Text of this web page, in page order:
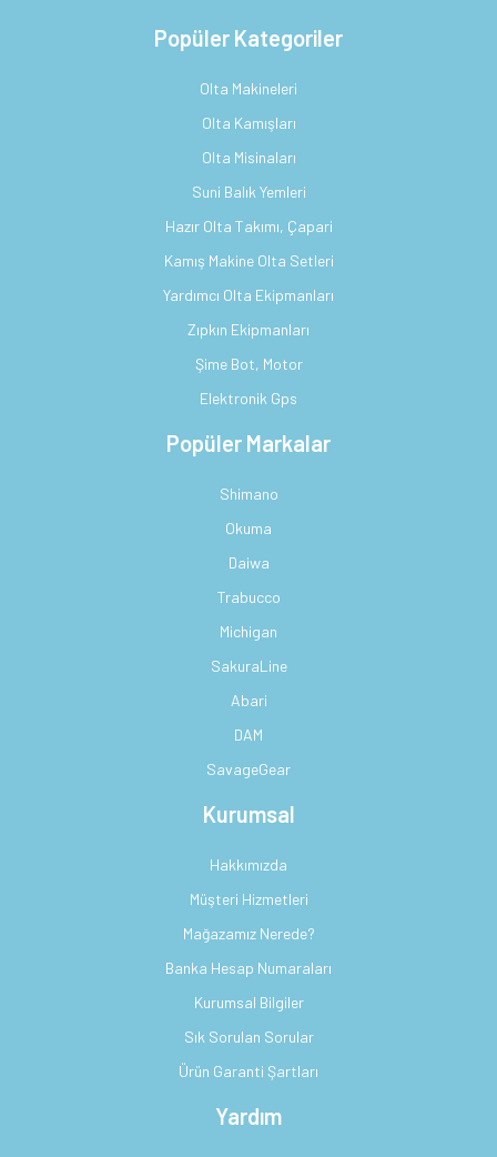
Popüler Kategoriler
Olta Makineleri
Olta Kamışları
Olta Misinaları
Suni Balık Yemleri
Hazır Olta Takımı, Çapari
Kamış Makine Olta Setleri
Yardımcı Olta Ekipmanları
Zıpkın Ekipmanları
Şime Bot, Motor
Elektronik Gps
Popüler Markalar
Shimano
Okuma
Daiwa
Trabucco
Michigan
SakuraLine
Abari
DAM
SavageGear
Kurumsal
Hakkımızda
Müşteri Hizmetleri
Mağazamız Nerede?
Banka Hesap Numaraları
Kurumsal Bilgiler
Sık Sorulan Sorular
Ürün Garanti Şartları
Yardım